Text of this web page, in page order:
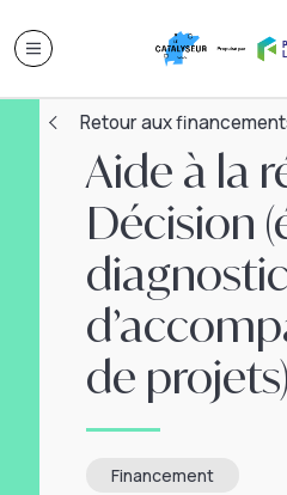
Retour aux
Aide à la
Décision
de projets)
Financement